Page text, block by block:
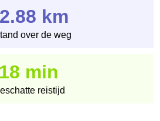
km
over de weg
18 min
reistijd